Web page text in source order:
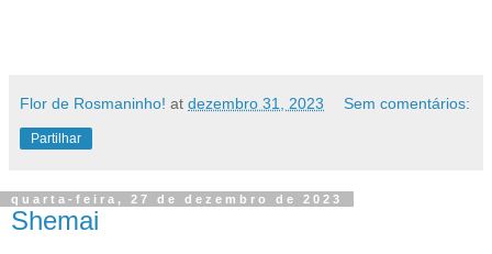
Flor de Rosmaninho! at dezembro 31, 2023 Sem comentários:
Partilhar
quarta-feira, 27 de dezembro de 2023
Shemai